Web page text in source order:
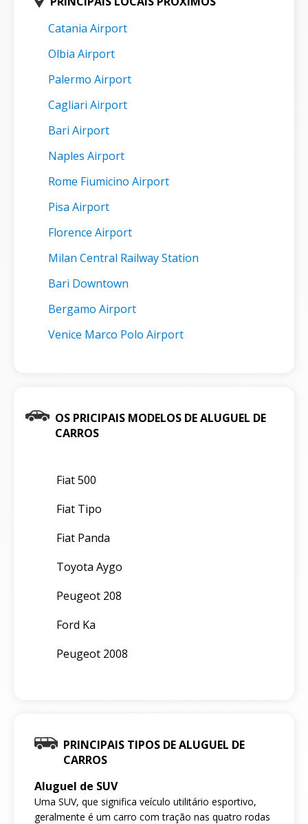
Catania Airport
Olbia Airport
Palermo Airport
Cagliari Airport
Bari Airport
Naples Airport
Rome Fiumicino Airport
Pisa Airport
Florence Airport
Milan Central Railway Station
Bari Downtown
Bergamo Airport
Venice Marco Polo Airport
OS PRICIPAIS MODELOS DE ALUGUEL DE
CARROS
Fiat 500
Fiat Tipo
Fiat Panda
Toyota Aygo
Peugeot 208
Ford Ka
Peugeot 2008
PRINCIPAIS TIPOS DE ALUGUEL DE
CARROS
Aluguel de SUV
Uma SUV, que significa veículo utilitário esportivo,
geralmente é um carro com tração nas quatro rodas